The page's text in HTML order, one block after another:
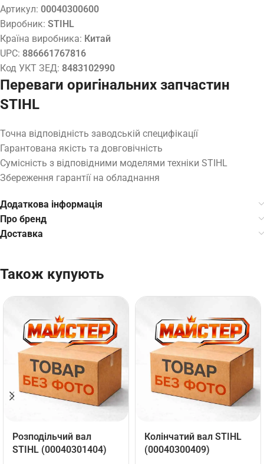
Артикул: 00040300600
Виробник: STIHL
Країна виробника: Китай
UPC: 886661767816
Код УКТ ЗЕД: 8483102990
Переваги оригінальних запчастин
STIHL
Точна відповідність заводській специфікації
Гарантована якість та довговічність
Сумісність з відповідними моделями техніки STIHL
Збереження гарантії на обладнання
Додаткова інформація
Про бренд
Доставка
Також купують
Розподільчий вал
STIHL (00040301404)
Колінчатий вал STIHL
(00040300409)